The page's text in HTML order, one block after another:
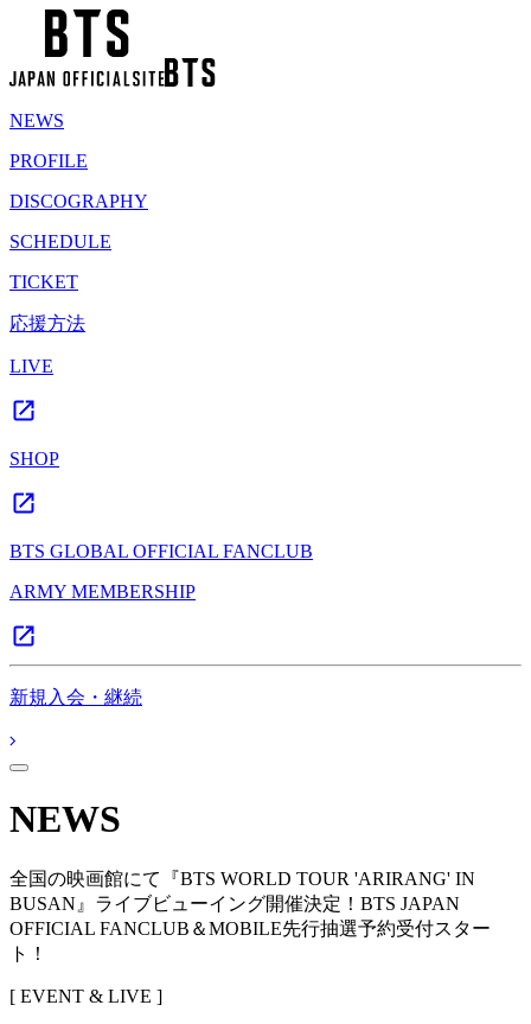
NEWS
PROFILE
DISCOGRAPHY
SCHEDULE
TICKET
応援方法
LIVE
SHOP
BTS GLOBAL OFFICIAL FANCLUB
ARMY MEMBERSHIP
新規入会・継続
NEWS
全国の映画館にて『BTS WORLD TOUR 'ARIRANG' IN
BUSAN』ライブビューイング開催決定！BTS JAPAN
OFFICIAL FANCLUB＆MOBILE先行抽選予約受付スター
ト！
[ EVENT & LIVE ]